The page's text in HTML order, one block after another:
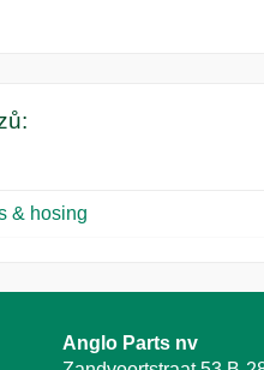
& hosing
Anglo Parts nv